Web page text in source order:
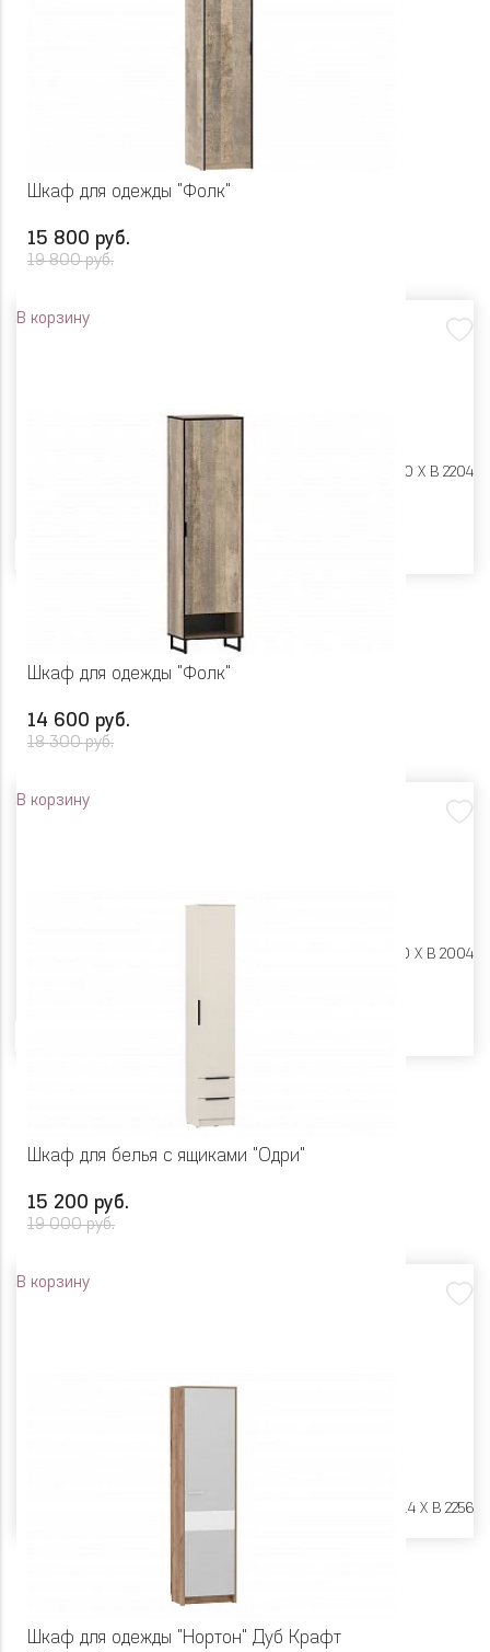
Шкаф для одежды "Фолк"
15 800 руб.
19 800 руб.
В корзину
Ш 482 X Г 590 X В 2204
Шкаф для одежды "Фолк"
14 600 руб.
18 300 руб.
В корзину
Ш 550 X Г 400 X В 2004
Шкаф для белья с ящиками "Одри"
15 200 руб.
19 000 руб.
В корзину
Ш 402 X Г 414 X В 2256
Шкаф для одежды "Нортон" Дуб Крафт